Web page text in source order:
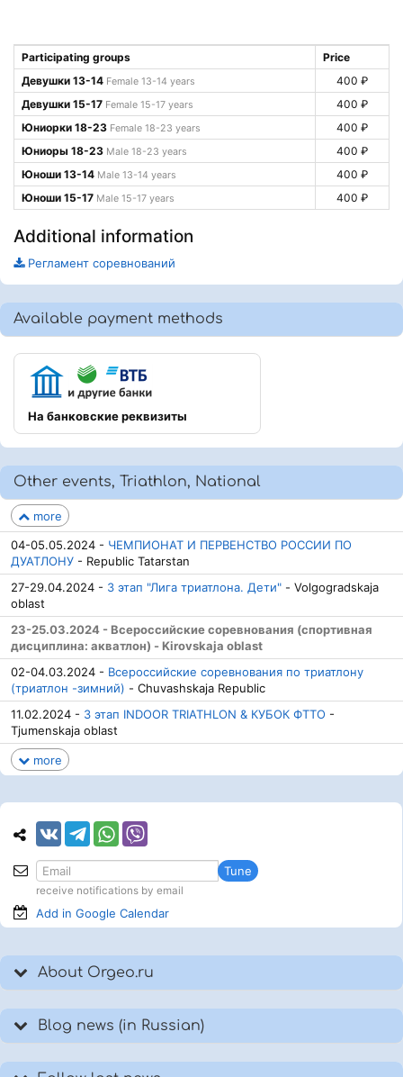
Participating groups
Price
Девушки 13-14 Female 13-14 years
400 ₽
Девушки 15-17 Female 15-17 years
400 ₽
Юниорки 18-23 Female 18-23 years
400 ₽
Юниоры 18-23 Male 18-23 years
400 ₽
Юноши 13-14 Male 13-14 years
400 ₽
Юноши 15-17 Male 15-17 years 400 ₽
Additional information
Регламент соревнований
Available payment methods
На банковские реквизиты
Other events, Triathlon, National
more
04-05.05.2024 - ЧЕМПИОНАТ И ПЕРВЕНСТВО РОССИИ ПО
ДУАТЛОНУ - Republic Tatarstan
27-29.04.2024 - 3 этап "Лига триатлона. Дети" - Volgogradskaja
oblast
23-25.03.2024 - Всероссийские соревнования (спортивная
дисциплина: акватлон) - Kirovskaja oblast
02-04.03.2024 - Всероссийские соревнования по триатлону
(триатлон -зимний) - Chuvashskaja Republic
11.02.2024 - 3 этап INDOOR TRIATHLON & КУБОК ФТТО -
Tjumenskaja oblast
more
Tune
receive notifications by email
Add in Google Calendar
About Orgeo.ru
Blog news (in Russian)